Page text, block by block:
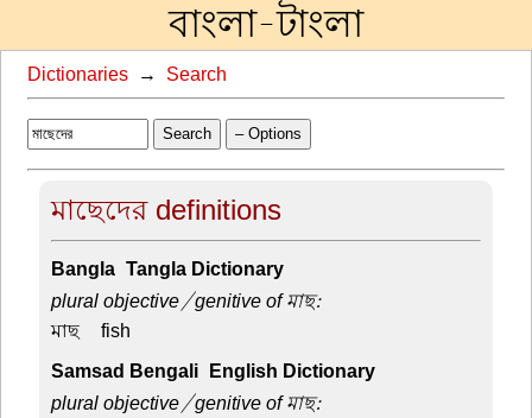
বাংলা-টাংলা
Dictionaries → Search
Search – Options
মাছেদের definitions
Bangla-Tangla Dictionary
plural objective/genitive of মাছ:
মাছ –fish
Samsad Bengali-English Dictionary
plural objective/genitive of মাছ: